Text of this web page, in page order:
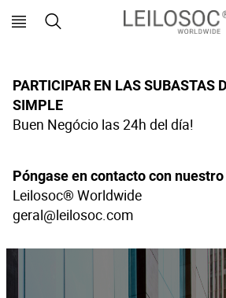
PARTICIPAR EN LAS SUBASTAS
SIMPLE
Buen Negócio las 24h del día!
Póngase en contacto con
Leilosoc® Worldwide
geral@leilosoc.com